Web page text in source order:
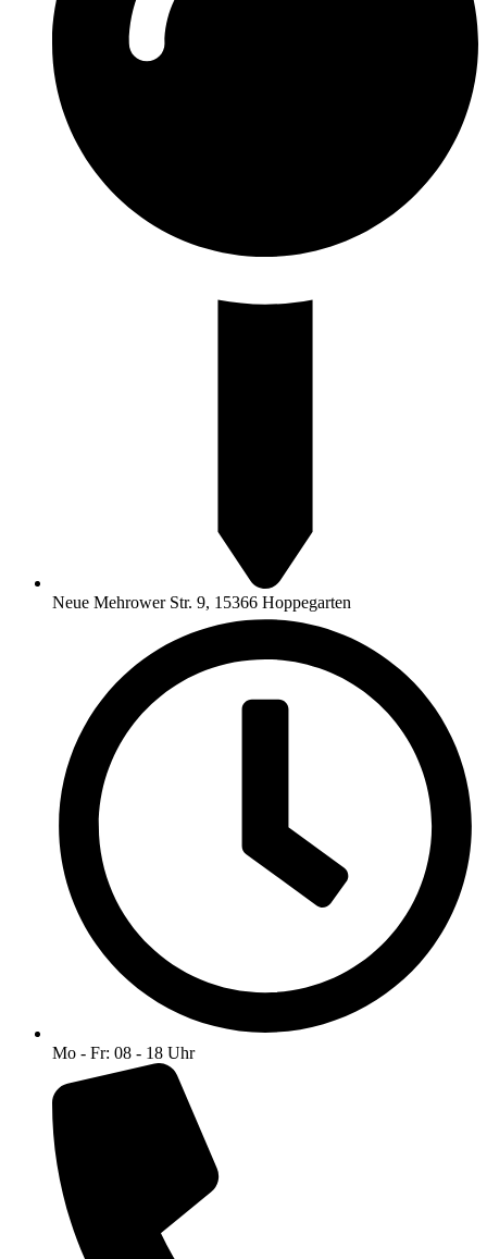
Neue Mehrower Str. 9, 15366 Hoppegarten
Mo - Fr: 08 - 18 Uhr